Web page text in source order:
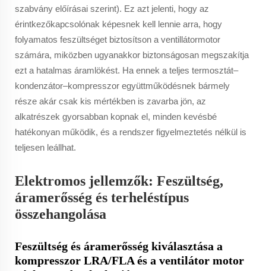
szabvány előírásai szerint). Ez azt jelenti, hogy az
érintkezőkapcsolónak képesnek kell lennie arra, hogy
folyamatos feszültséget biztosítson a ventillátormotor
számára, miközben ugyanakkor biztonságosan megszakítja
ezt a hatalmas áramlökést. Ha ennek a teljes termosztát–
kondenzátor–kompresszor együttműködésnek bármely
része akár csak kis mértékben is zavarba jön, az
alkatrészek gyorsabban kopnak el, minden kevésbé
hatékonyan működik, és a rendszer figyelmeztetés nélkül is
teljesen leállhat.
Elektromos jellemzők: Feszültség,
áramerősség és terheléstípus
összehangolása
Feszültség és áramerősség kiválasztása a
kompresszor LRA/FLA és a ventilátor motor